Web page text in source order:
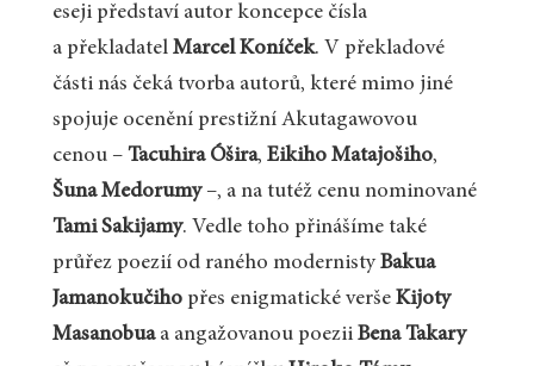
eseji představí autor koncepce čísla
a překladatel Marcel Koníček. V překladové
části nás čeká tvorba autorů, které mimo jiné
spojuje ocenění prestižní Akutagawovou
cenou – Tacuhira Óšira, Eikiho Matajošiho,
Šuna Medorumy–, a na tutéž cenu nominované
Tami Sakijamy. Vedle toho přinášíme také
průřez poezií od raného modernistyBakua
Jamanokučihopřes enigmatické verše Kijoty
Masanobuaa angažovanou poezii Bena Takary